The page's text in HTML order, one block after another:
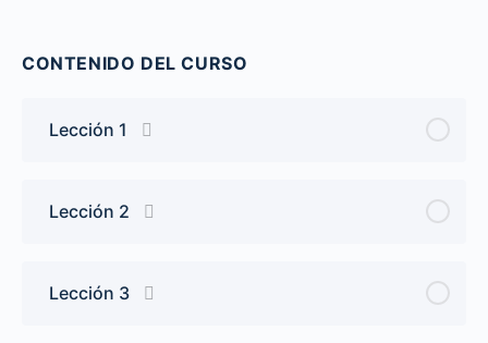
CONTENIDO DEL CURSO
Lección 1
Lección 2
Lección 3